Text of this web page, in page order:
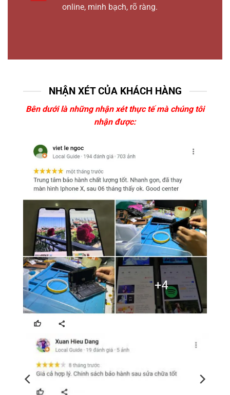
online, minh bạch, rõ ràng.
NHẬN XÉT CỦA KHÁCH HÀNG
Bên dưới là những nhận xét thực tế mà chúng tôi
nhận được: